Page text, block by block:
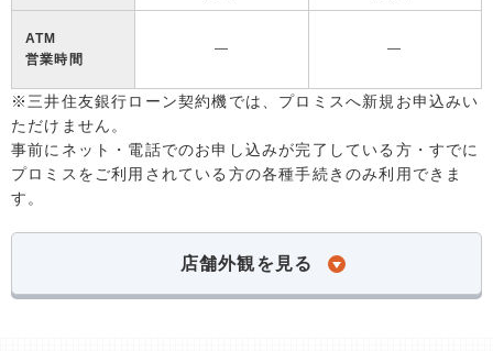
ATM
営業時間
― ―
※三井住友銀行ローン契約機では、プロミスへ新規お申込みい
ただけません。
事前にネット・電話でのお申し込みが完了している方・すでに
プロミスをご利用されている方の各種手続きのみ利用できま
す。
店舗外観を見る